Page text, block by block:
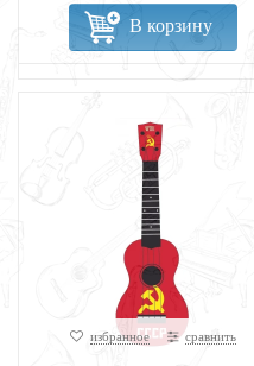
В корзину
избранное сравнить